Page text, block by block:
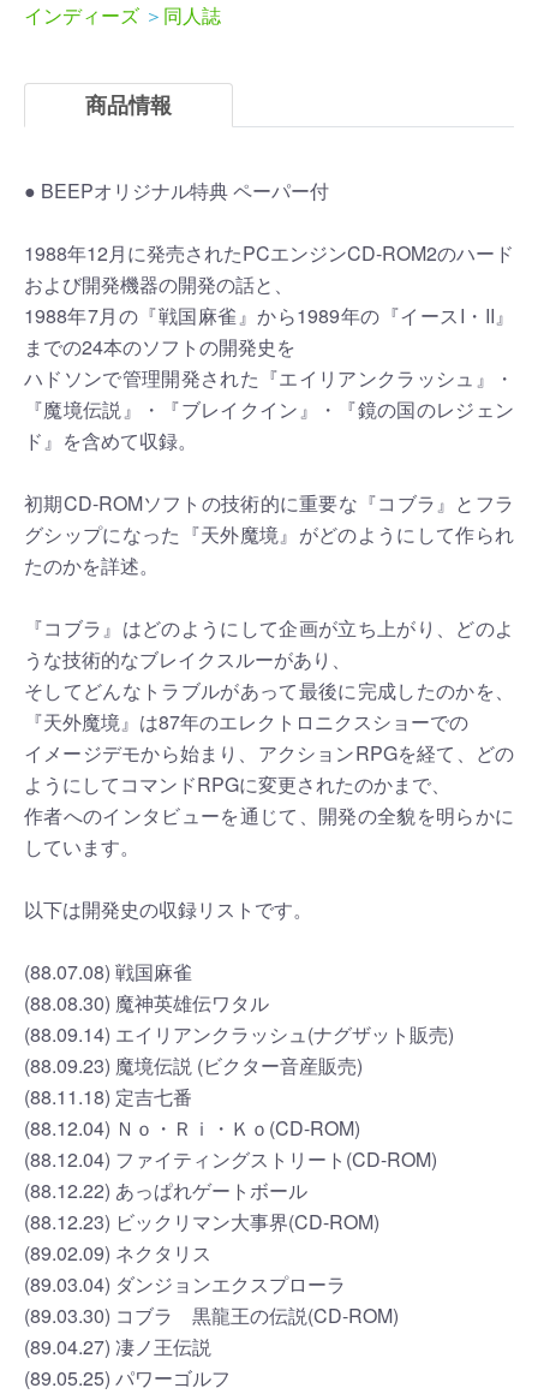
インディーズ ＞ 同人誌
商品情報
● BEEPオリジナル特典 ペーパー付
1988年12月に発売されたPCエンジンCD-ROM2のハード
および開発機器の開発の話と、
1988年7月の『戦国麻雀』から1989年の『イースI・II』
までの24本のソフトの開発史を
ハドソンで管理開発された『エイリアンクラッシュ』・
『魔境伝説』・『ブレイクイン』・『鏡の国のレジェン
ド』を含めて収録。
初期CD-ROMソフトの技術的に重要な『コブラ』とフラ
グシップになった『天外魔境』がどのようにして作られ
たのかを詳述。
『コブラ』はどのようにして企画が立ち上がり、どのよ
うな技術的なブレイクスルーがあり、
そしてどんなトラブルがあって最後に完成したのかを、
『天外魔境』は87年のエレクトロニクスショーでの
イメージデモから始まり、アクションRPGを経て、どの
ようにしてコマンドRPGに変更されたのかまで、
作者へのインタビューを通じて、開発の全貌を明らかに
しています。
以下は開発史の収録リストです。
(88.07.08) 戦国麻雀
(88.08.30) 魔神英雄伝ワタル
(88.09.14) エイリアンクラッシュ(ナグザット販売)
(88.09.23) 魔境伝説 (ビクター音産販売)
(88.11.18) 定吉七番
(88.12.04) Ｎｏ・Ｒｉ・Ｋｏ(CD-ROM)
(88.12.04) ファイティングストリート(CD-ROM)
(88.12.22) あっぱれゲートボール
(88.12.23) ビックリマン大事界(CD-ROM)
(89.02.09) ネクタリス
(89.03.04) ダンジョンエクスプローラ
(89.03.30) コブラ 黒龍王の伝説(CD-ROM)
(89.04.27) 凄ノ王伝説
(89.05.25) パワーゴルフ